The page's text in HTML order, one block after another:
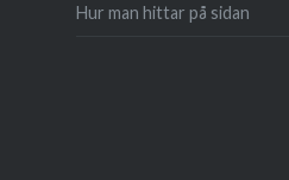
Hur man hittar på sidan